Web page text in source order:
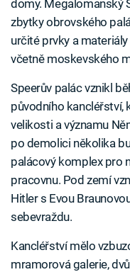
domy. Megalomanský
zbytky obrovského
určité prvky a
včetně moskevského
Speerův palác vznikl
původního kancléřství,
velikosti a významu
po demolici několika
palácový komplex pro
pracovnu. Pod zemí
Hitler s Evou
sebevraždu.
Kancléřství mělo
mramorová galerie,